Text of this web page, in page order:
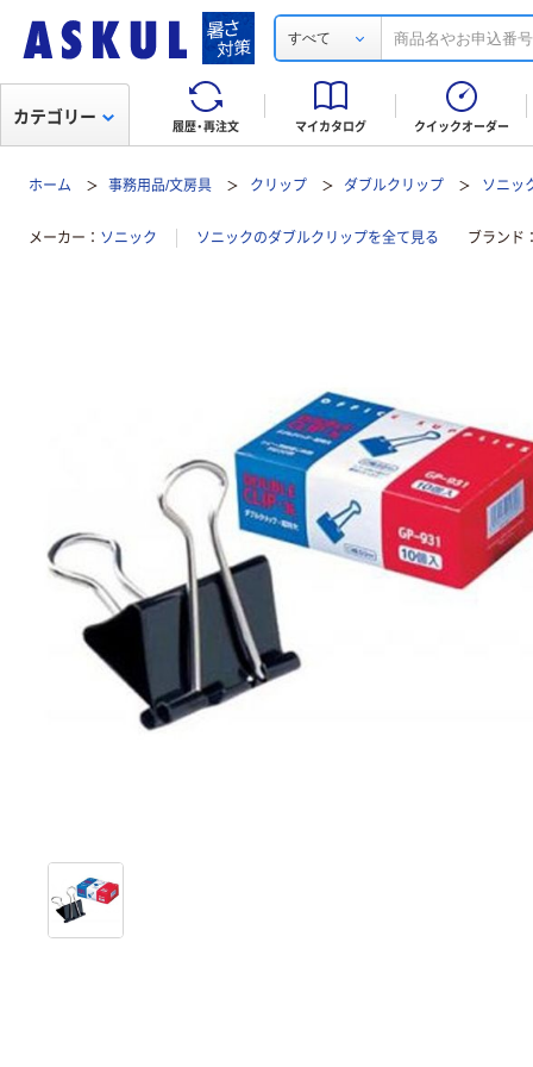
すべて
履歴・再注文 マイカタログ クイックオーダー
カテゴリー
ホーム 事務用品/文房具 クリップ ダブルクリップ ソニッ
メーカー ソニック ソニックのダブルクリップを全て見る ブランド